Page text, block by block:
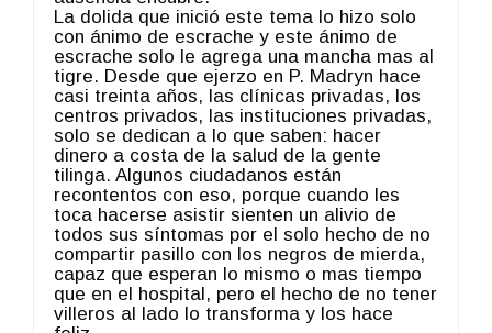
La dolida que inició este tema lo hizo solo
con ánimo de escrache y este ánimo de
escrache solo le agrega una mancha mas al
tigre. Desde que ejerzo en P. Madryn hace
casi treinta años, las clínicas privadas, los
centros privados, las instituciones privadas,
solo se dedican a lo que saben: hacer
dinero a costa de la salud de la gente
tilinga. Algunos ciudadanos están
recontentos con eso, porque cuando les
toca hacerse asistir sienten un alivio de
todos sus síntomas por el solo hecho de no
compartir pasillo con los negros de mierda,
capaz que esperan lo mismo o mas tiempo
que en el hospital, pero el hecho de no tener
villeros al lado lo transforma y los hace